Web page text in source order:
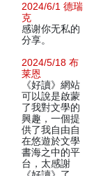
2024/6/1 德瑞
克
感谢你无私的
分享。
2024/5/18 布
莱恩
《好讀》網站
可以說是啟蒙
了我對文學的
興趣，一個提
供了我自由自
在悠遊於文學
書海之中的平
台，太感謝